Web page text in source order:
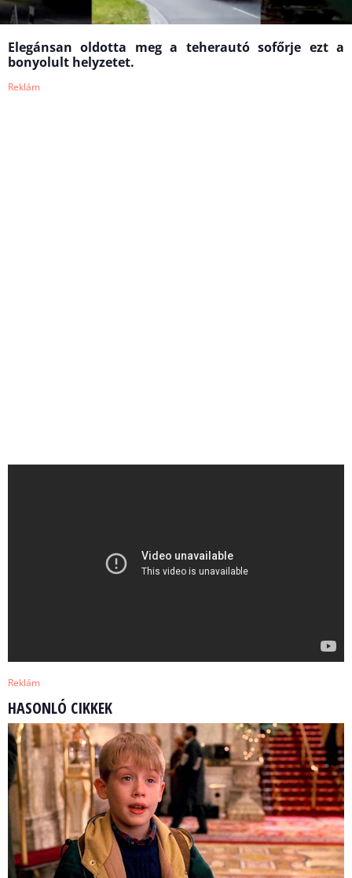
Elegánsan oldotta meg a teherautó sofőrje ezt a
bonyolult helyzetet.
Reklám
Reklám
HASONLÓ CIKKEK